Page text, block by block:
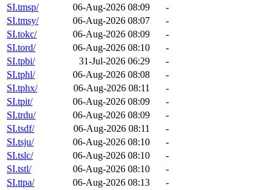
SI.tmsp/
06-Aug-2026 08:09
-
SI.tmsy/
06-Aug-2026 08:07
-
SI.tokc/
06-Aug-2026 08:09
-
SI.tord/
06-Aug-2026 08:10
-
SI.tpbi/
31-Jul-2026 06:29
-
SI.tphl/
06-Aug-2026 08:08
-
SI.tphx/
06-Aug-2026 08:11
-
SI.tpit/
06-Aug-2026 08:09
-
SI.trdu/
06-Aug-2026 08:09
-
SI.tsdf/
06-Aug-2026 08:11
-
SI.tsju/
06-Aug-2026 08:10
-
SI.tslc/
06-Aug-2026 08:10
-
SI.tstl/
06-Aug-2026 08:10
-
SI.ttpa/
06-Aug-2026 08:13
-